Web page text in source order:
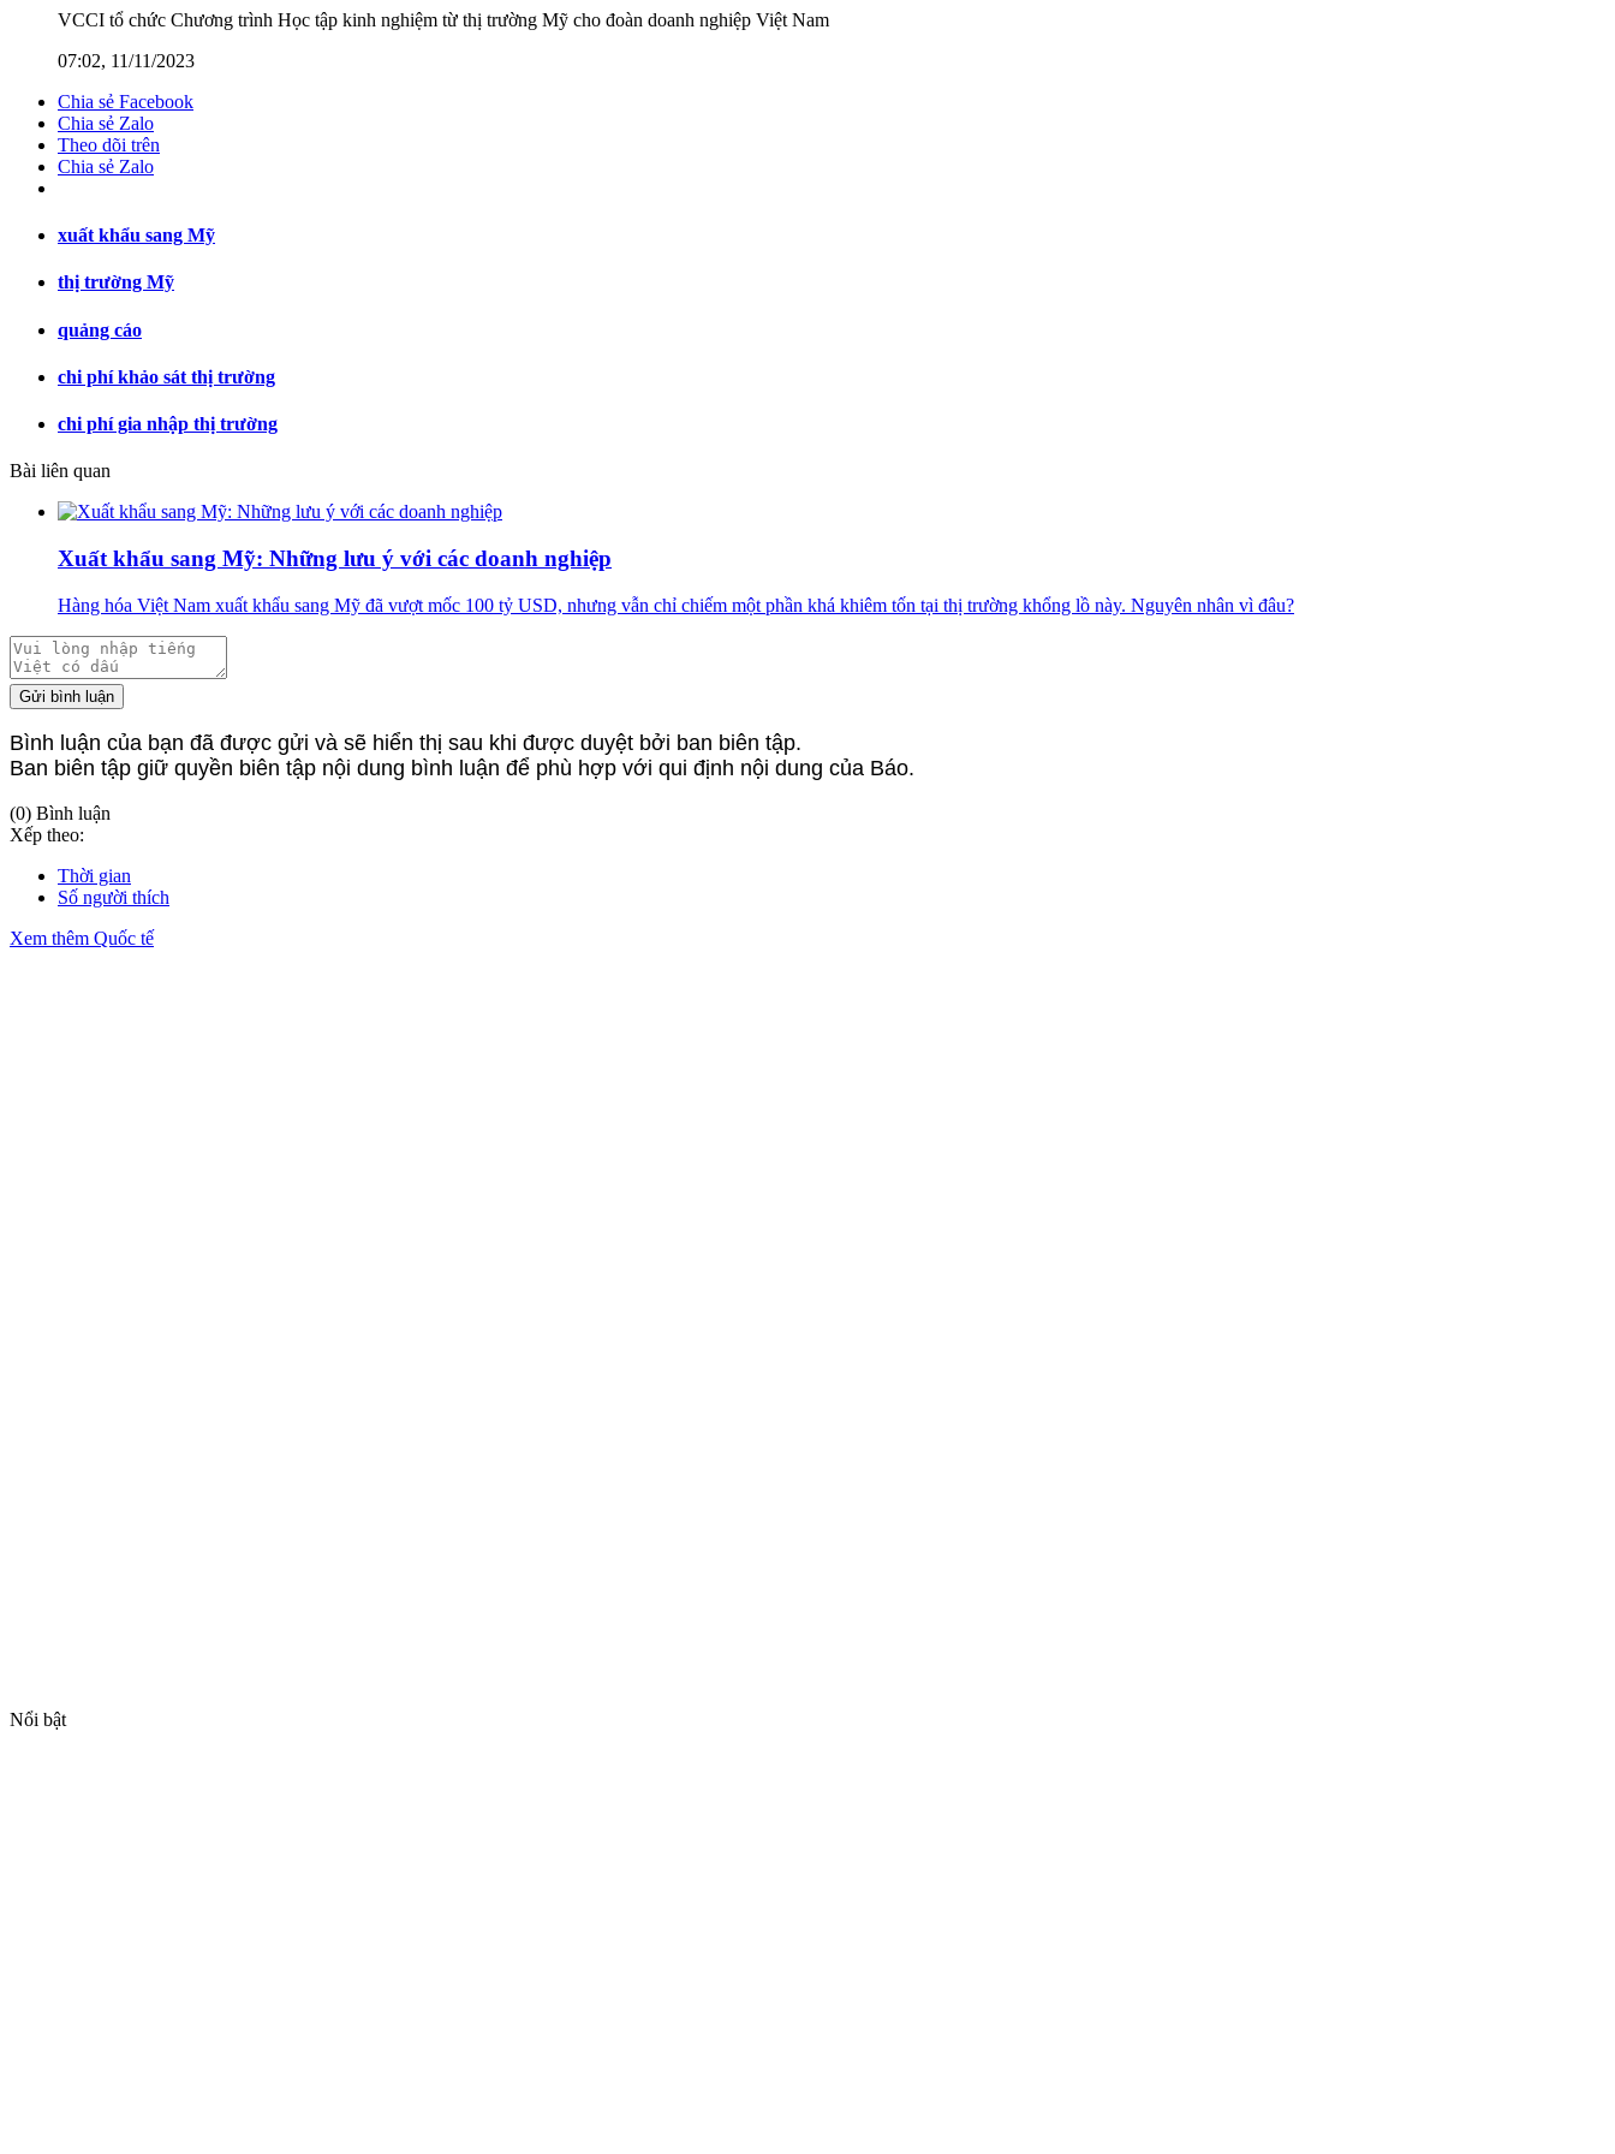
VCCI tổ chức Chương trình Học tập kinh nghiệm từ thị trường Mỹ cho đoàn doanh nghiệp Việt Nam
07:02, 11/11/2023
Chia sẻ Facebook
Chia sẻ Zalo
Theo dõi trên
Chia sẻ Zalo
xuất khẩu sang Mỹ
thị trường Mỹ
quảng cáo
chi phí khảo sát thị trường
chi phí gia nhập thị trường
Bài liên quan
Xuất khẩu sang Mỹ: Những lưu ý với các doanh nghiệp
Hàng hóa Việt Nam xuất khẩu sang Mỹ đã vượt mốc 100 tỷ USD, nhưng vẫn chỉ chiếm một phần khá khiêm tốn tại thị trường khổng lồ này. Nguyên nhân vì đâu?
Gửi bình luận
Bình luận của bạn đã được gửi và sẽ hiển thị sau khi được duyệt bởi ban biên tập.
Ban biên tập giữ quyền biên tập nội dung bình luận để phù hợp với qui định nội dung của Báo.
(0) Bình luận
Xếp theo:
Thời gian
Số người thích
Xem thêm Quốc tế
Nổi bật